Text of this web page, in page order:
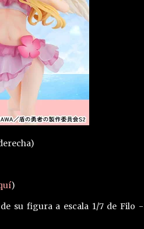
)
su figura a escala 1/7 de Filo -